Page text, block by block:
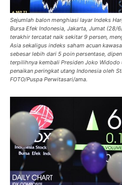
Sejumlah balon menghiasi layar Indeks
Bursa Efek Indonesia, Jakarta, Jumat (28/
terakhir tercatat naik sekitar 9 persen,
Asia sekaligus indeks saham acuan
sebesar lebih dari 5 poin persentase,
terpilihnya kembali Presiden Joko Widodo
penaikan peringkat utang Indonesia oleh
FOTO/Puspa Perwitasari/ama.